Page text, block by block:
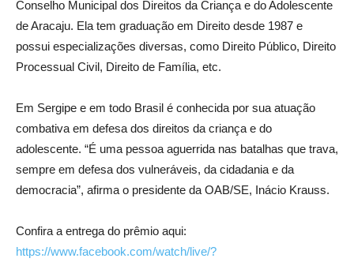
Conselho Municipal dos Direitos da Criança e do Adolescente
de Aracaju. Ela tem graduação em Direito desde 1987 e
possui especializações diversas, como Direito Público, Direito
Processual Civil, Direito de Família, etc.
Em Sergipe e em todo Brasil é conhecida por sua atuação
combativa em defesa dos direitos da criança e do
adolescente. “É uma pessoa aguerrida nas batalhas que trava,
sempre em defesa dos vulneráveis, da cidadania e da
democracia”, afirma o presidente da OAB/SE, Inácio Krauss.
Confira a entrega do prêmio aqui:
https://www.facebook.com/watch/live/?